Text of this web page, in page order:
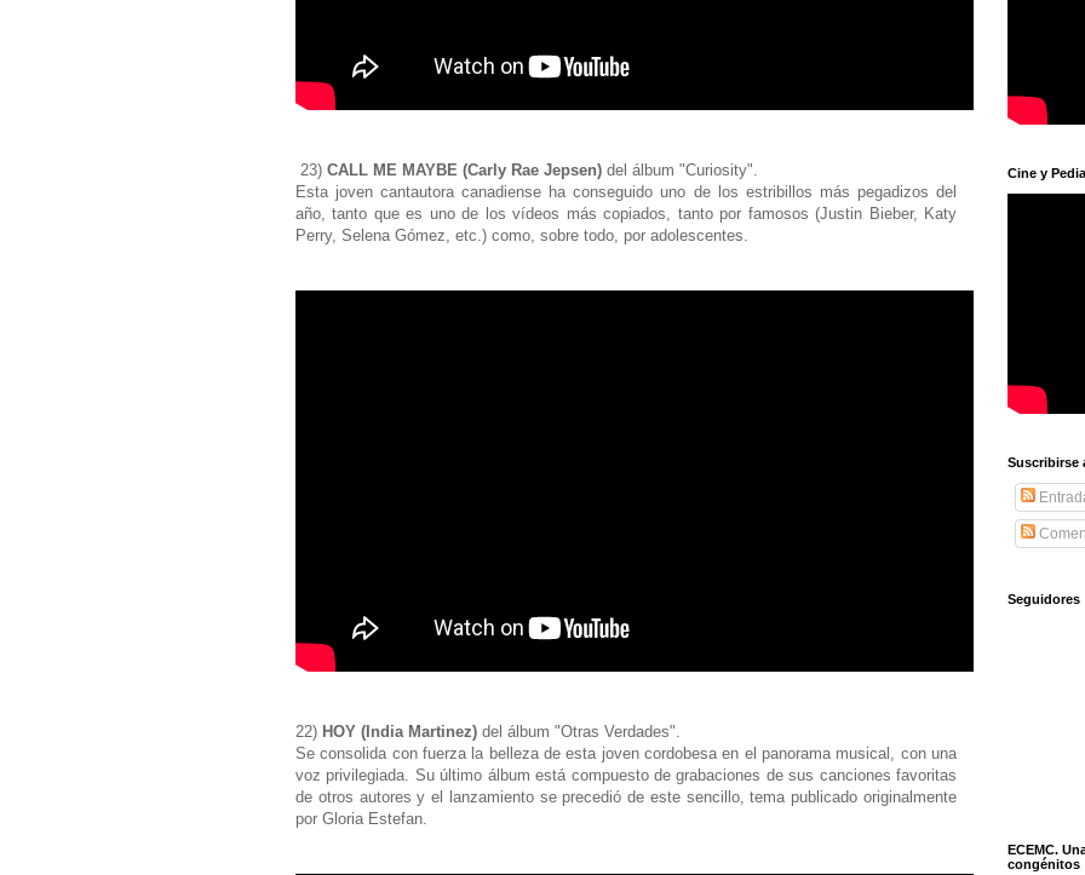
23) CALL ME MAYBE (Carly Rae Jepsen) del álbum "Curiosity".
Esta joven cantautora canadiense ha conseguido uno de los estribillos más pegadizos del
año, tanto que es uno de los vídeos más copiados, tanto por famosos (Justin Bieber, Katy
Perry, Selena Gómez, etc.) como, sobre todo, por adolescentes.
22) HOY (India Martinez) del álbum "Otras Verdades".
Se consolida con fuerza la belleza de esta joven cordobesa en el panorama musical, con una
voz privilegiada. Su último álbum está compuesto de grabaciones de sus canciones favoritas
de otros autores y el lanzamiento se precedió de este sencillo, tema publicado originalmente
por Gloria Estefan.
Cine y
Suscribirse
Seguidores
ECEMC.
congénitos